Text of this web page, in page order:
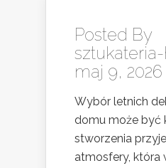
Posted By
maj 9, 2026 |
Wybór letnich
domu może być
stworzenia
atmosfery, która